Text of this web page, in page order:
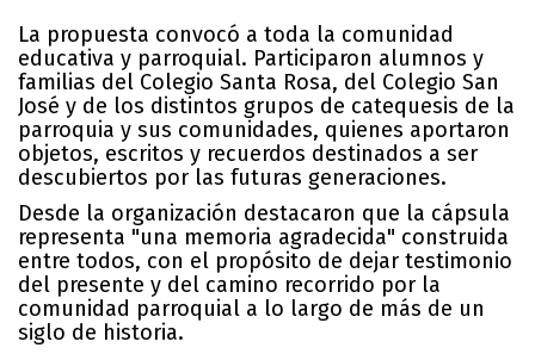
La propuesta convocó a toda la comunidad
educativa y parroquial. Participaron alumnos y
familias del Colegio Santa Rosa, del Colegio San
José y de los distintos grupos de catequesis de la
parroquia y sus comunidades, quienes aportaron
objetos, escritos y recuerdos destinados a ser
descubiertos por las futuras generaciones.
Desde la organización destacaron que la cápsula
representa "una memoria agradecida" construida
entre todos, con el propósito de dejar testimonio
del presente y del camino recorrido por la
comunidad parroquial a lo largo de más de un
siglo de historia.